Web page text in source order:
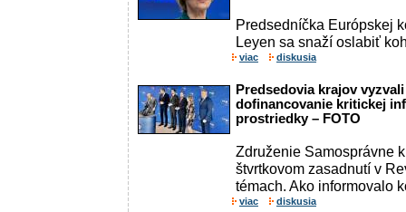
Predsedníčka Európskej
Leyen sa snaží oslabiť
viac diskusia
Predsedovia krajov
dofinancovanie kritickej
prostriedky – FOTO
Združenie Samosprávne
štvrtkovom zasadnutí v
témach. Ako informovalo
viac diskusia